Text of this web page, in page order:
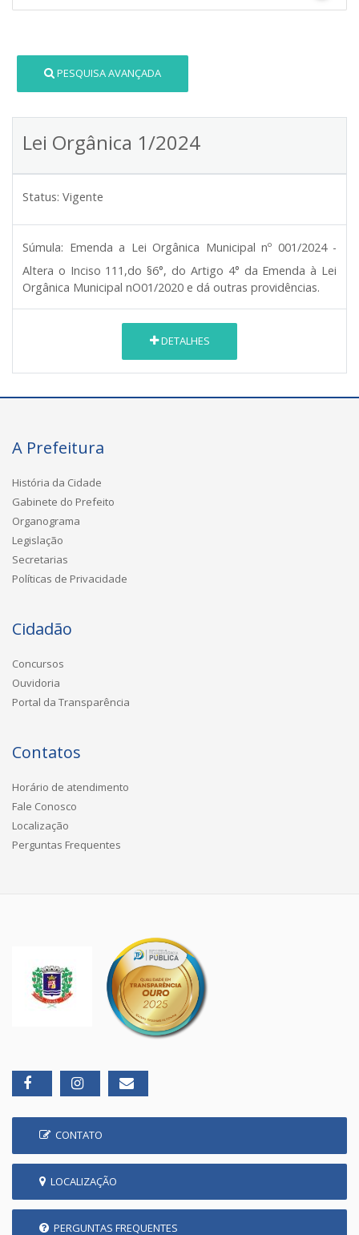
PESQUISA AVANÇADA
Lei Orgânica 1/2024
Status: Vigente
Súmula: Emenda a Lei Orgânica Municipal nº 001/2024 -
Altera o Inciso 111,do §6°, do Artigo 4° da Emenda à Lei
Orgânica Municipal nO01/2020 e dá outras providências.
DETALHES
A Prefeitura
História da Cidade
Gabinete do Prefeito
Organograma
Legislação
Secretarias
Políticas de Privacidade
Cidadão
Concursos
Ouvidoria
Portal da Transparência
Contatos
Horário de atendimento
Fale Conosco
Localização
Perguntas Frequentes
CONTATO
LOCALIZAÇÃO
PERGUNTAS FREQUENTES